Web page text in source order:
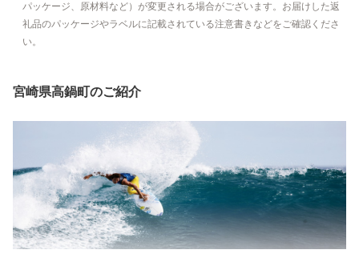
パッケージ、原材料など）が変更される場合がございます。お届けした返
礼品のパッケージやラベルに記載されている注意書きなどをご確認くださ
い。
宮崎県高鍋町のご紹介